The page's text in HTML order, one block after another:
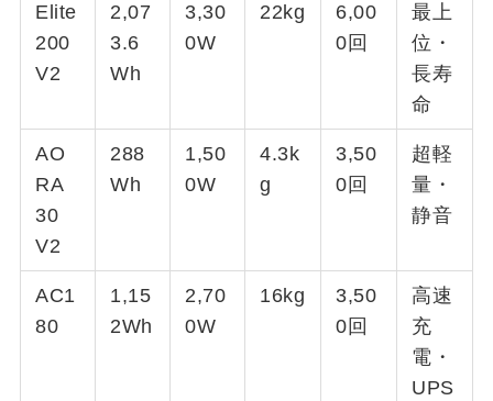
Elite
200
V2
2,07
3.6
Wh
3,30
0W
22kg
6,00
0回
最上
位・
長寿
命
AO
RA
30
V2
288
Wh
1,50
0W
4.3k
g
3,50
0回
超軽
量・
静音
AC1
80
1,15
2Wh
2,70
0W
16kg
3,50
0回
高速
充
電・
UPS